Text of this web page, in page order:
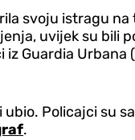
svoju istragu
uvijek su bili
Guardia Urbana
Policajci su
.